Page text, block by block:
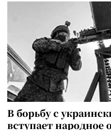
В борьбу с
вступает народное